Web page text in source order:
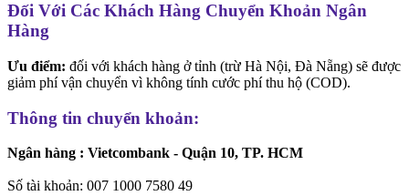
Đối Với Các Khách Hàng Chuyển Khoản Ngân
Hàng
Ưu điểm: đối với khách hàng ở tỉnh (trừ Hà Nội, Đà Nẵng) sẽ được
giảm phí vận chuyển vì không tính cước phí thu hộ (COD).
Thông tin chuyển khoản:
Ngân hàng : Vietcombank - Quận 10, TP. HCM
Số tài khoản: 007 1000 7580 49